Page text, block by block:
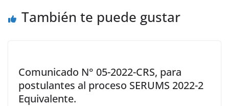
También te puede gustar
Comunicado N° 05-2022-CRS, para
postulantes al proceso SERUMS 2022-2
Equivalente.